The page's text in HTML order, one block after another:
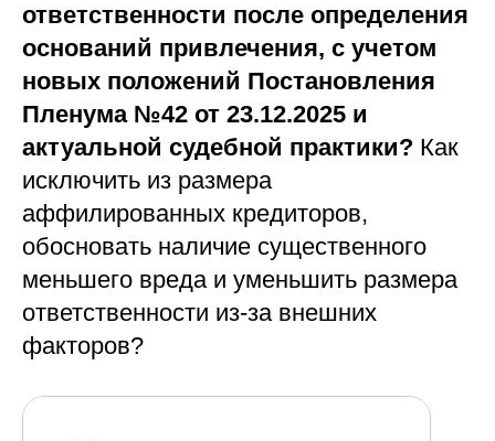
ответственности после определения
оснований привлечения, с учетом
новых положений Постановления
Пленума №42 от 23.12.2025 и
актуальной судебной практики? Как
исключить из размера
аффилированных кредиторов,
обосновать наличие существенного
меньшего вреда и уменьшить размера
ответственности из-за внешних
факторов?